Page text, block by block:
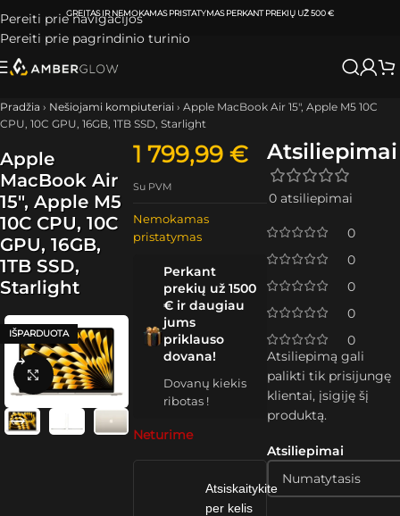
Pereiti prie navigacijos
Pereiti prie pagrindinio turinio
ATSIIMKITE UŽSAKYMĄKLAIPĖDOJE IR VILNIUJEPER0-3 DARBO DIENAS.
Pradžia › Nešiojami kompiuteriai › Apple MacBook Air 15″, Apple M5 10C
CPU, 10C GPU, 16GB, 1TB SSD, Starlight
Apple
MacBook Air
15″, Apple M5
10C CPU, 10C
GPU, 16GB,
1TB SSD,
Starlight
IŠPARDUOTA
Spustelėkite, kad padidintumėte
1 799,99€
Su PVM
Nemokamas
pristatymas
Perkant
prekių už 1500
€ ir daugiau
jums
priklauso
dovana!
Dovanų kiekis
ribotas !
Neturime
Atsiskaitykite
per kelis
Atsiliepimai
0 atsiliepimai
0
0
0
0
0
Atsiliepimai
Atsiliepimą gali
palikti tik prisijungę
klientai, įsigiję šį
produktą.